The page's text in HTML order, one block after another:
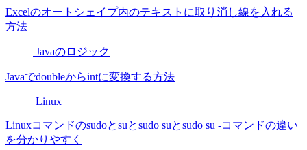
Excelのオートシェイプ内のテキストに取り消し線を入れる
方法
Javaのロジック
Javaでdoubleからintに変換する方法
Linux
Linuxコマンドのsudoとsuとsudo suとsudo su -コマンドの違い
を分かりやすく